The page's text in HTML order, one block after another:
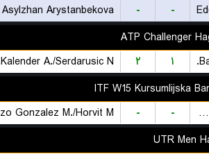
-
-
Asylzhan Arystanbekova
ATP Challenger
۱ ۲ Kalender A./Serdarusic N.
ITF W15 Kursumlijska
Dorofeeva-Rybas F./Panshina V.
-
-
UTR Men